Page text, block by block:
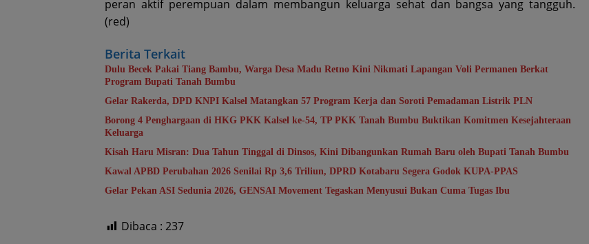
peran aktif perempuan dalam membangun keluarga sehat dan bangsa yang tangguh.
(red)
Berita Terkait
Dulu Becek Pakai Tiang Bambu, Warga Desa Madu Retno Kini Nikmati Lapangan Voli Permanen Berkat
Program Bupati Tanah Bumbu
Gelar Rakerda, DPD KNPI Kalsel Matangkan 57 Program Kerja dan Soroti Pemadaman Listrik PLN
Borong 4 Penghargaan di HKG PKK Kalsel ke-54, TP PKK Tanah Bumbu Buktikan Komitmen Kesejahteraan
Keluarga
Kisah Haru Misran: Dua Tahun Tinggal di Dinsos, Kini Dibangunkan Rumah Baru oleh Bupati Tanah Bumbu
Kawal APBD Perubahan 2026 Senilai Rp 3,6 Triliun, DPRD Kotabaru Segera Godok KUPA-PPAS
Gelar Pekan ASI Sedunia 2026, GENSAI Movement Tegaskan Menyusui Bukan Cuma Tugas Ibu
Dibaca : 237